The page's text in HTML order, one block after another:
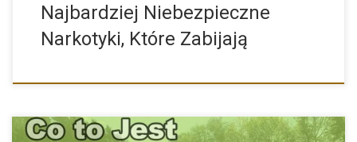
Najbardziej Niebezpieczne
Narkotyki, Które Zabijają